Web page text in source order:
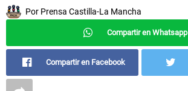
Por Prensa Castilla-La Mancha
Compartir en Whatsapp
Compartir en Facebook